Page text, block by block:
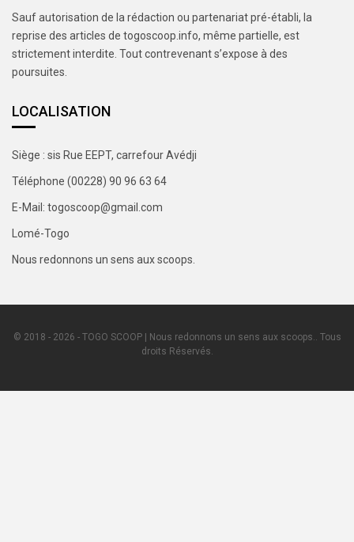
Sauf autorisation de la rédaction ou partenariat pré-établi, la
reprise des articles de togoscoop.info, même partielle, est
strictement interdite. Tout contrevenant s’expose à des
poursuites.
LOCALISATION
Siège : sis Rue EEPT, carrefour Avédji
Téléphone (00228) 90 96 63 64
E-Mail: togoscoop@gmail.com
Lomé-Togo
Nous redonnons un sens aux scoops.
© 2018 - 2026 - TOGO SCOOP | Nous redonnons un sens aux scoops.. Tous
droits Réservés.